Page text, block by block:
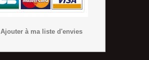
Ajouter à ma liste d'envies